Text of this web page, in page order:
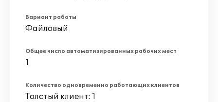
Вариант работы
Файловый
Общее число автоматизированных рабочих мест
1
Количество одновременно работающих клиентов
Толстый клиент: 1